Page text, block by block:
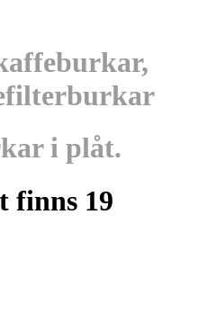
i plåt.
finns 19